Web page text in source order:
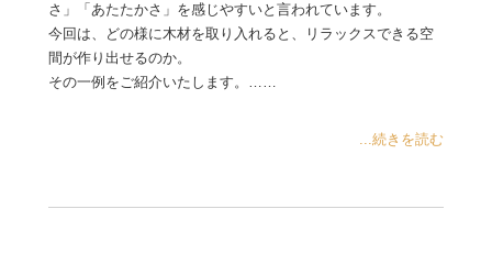
さ」「あたたかさ」を感じやすいと言われています。
今回は、どの様に木材を取り入れると、リラックスできる空
間が作り出せるのか。
その一例をご紹介いたします。……
...続きを読む